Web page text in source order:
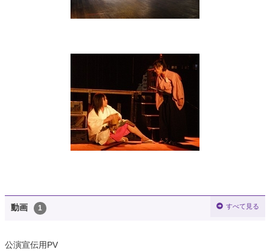
動画 1 すべて見る
公演宣伝用PV